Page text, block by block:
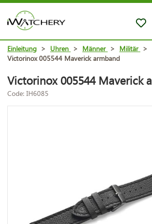
Einleitung > Uhren > Männer > Militär >
Victorinox 005544 Maverick armband
Victorinox 005544 Maverick
Code: IH6085